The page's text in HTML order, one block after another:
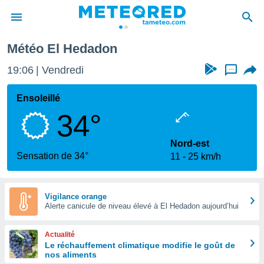
de
Météo El Hedadon
19:06 Vendredi ...
Ensoleillé
34°
Sensation de 34°
Nord-est
11
25 km/h
Vigilance orange
Alerte canicule de niveau élevé à El Hedadon aujourd’hui
Actualité
Le réchauffement climatique modifie le goût de
nos aliments